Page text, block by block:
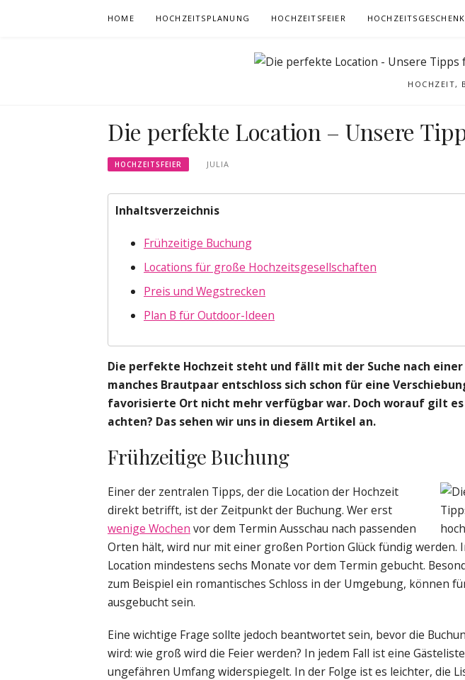
HOME HOCHZEITSPLANUNG HOCHZEITSFEIER
HOCHZEIT,
Die perfekte Location – Unsere
HOCHZEITSFEIER JULIA
Inhaltsverzeichnis
Frühzeitige Buchung
Locations für große Hochzeitsgesellschaften
Preis und Wegstrecken
Plan B für Outdoor-Ideen
Die perfekte Hochzeit steht und fällt mit der Suche nach einer
manches Brautpaar entschloss sich schon für eine
favorisierte Ort nicht mehr verfügbar war. Doch worauf gilt
achten? Das sehen wir uns in diesem Artikel an.
Frühzeitige Buchung
Einer der zentralen Tipps, der die Location der Hochzeit
direkt betrifft, ist der Zeitpunkt der Buchung. Wer erst
wenige Wochen vor dem Termin Ausschau nach passenden
Orten hält, wird nur mit einer großen Portion Glück fündig werden.
Location mindestens sechs Monate vor dem Termin gebucht.
zum Beispiel ein romantisches Schloss in der Umgebung, können
ausgebucht sein.
Eine wichtige Frage sollte jedoch beantwortet sein, bevor die
wird: wie groß wird die Feier werden? In jedem Fall ist eine
ungefähren Umfang widerspiegelt. In der Folge ist es leichter, die